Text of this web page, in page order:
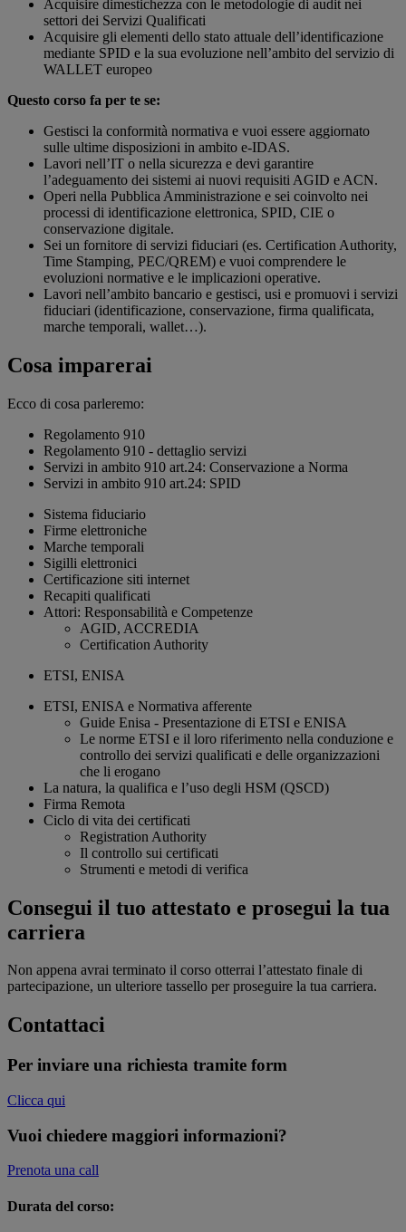
Acquisire dimestichezza con le metodologie di audit nei
settori dei Servizi Qualificati
Acquisire gli elementi dello stato attuale dell’identificazione
mediante SPID e la sua evoluzione nell’ambito del servizio di
WALLET europeo
Questo corso fa per te se:
Gestisci la conformità normativa e vuoi essere aggiornato
sulle ultime disposizioni in ambito e-IDAS.
Lavori nell’IT o nella sicurezza e devi garantire
l’adeguamento dei sistemi ai nuovi requisiti AGID e ACN.
Operi nella Pubblica Amministrazione e sei coinvolto nei
processi di identificazione elettronica, SPID, CIE o
conservazione digitale.
Sei un fornitore di servizi fiduciari (es. Certification Authority,
Time Stamping, PEC/QREM) e vuoi comprendere le
evoluzioni normative e le implicazioni operative.
Lavori nell’ambito bancario e gestisci, usi e promuovi i servizi
fiduciari (identificazione, conservazione, firma qualificata,
marche temporali, wallet…).
Cosa imparerai
Ecco di cosa parleremo:
Regolamento 910
Regolamento 910 - dettaglio servizi
Servizi in ambito 910 art.24: Conservazione a Norma
Servizi in ambito 910 art.24: SPID
Sistema fiduciario
Firme elettroniche
Marche temporali
Sigilli elettronici
Certificazione siti internet
Recapiti qualificati
Attori: Responsabilità e Competenze
AGID, ACCREDIA
Certification Authority
ETSI, ENISA
ETSI, ENISA e Normativa afferente
Guide Enisa - Presentazione di ETSI e ENISA
Le norme ETSI e il loro riferimento nella conduzione e
controllo dei servizi qualificati e delle organizzazioni
che li erogano
La natura, la qualifica e l’uso degli HSM (QSCD)
Firma Remota
Ciclo di vita dei certificati
Registration Authority
Il controllo sui certificati
Strumenti e metodi di verifica
Consegui il tuo attestato e prosegui la tua
carriera
Non appena avrai terminato il corso otterrai l’attestato finale di
partecipazione, un ulteriore tassello per proseguire la tua carriera.
Contattaci
Per inviare una richiesta tramite form
Clicca qui
Vuoi chiedere maggiori informazioni?
Prenota una call
Durata del corso: